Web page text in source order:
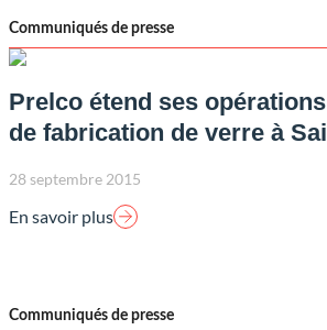
Communiqués de presse
Prelco étend ses
de fabrication de verre à
28 septembre 2015
En savoir plus
Communiqués de presse